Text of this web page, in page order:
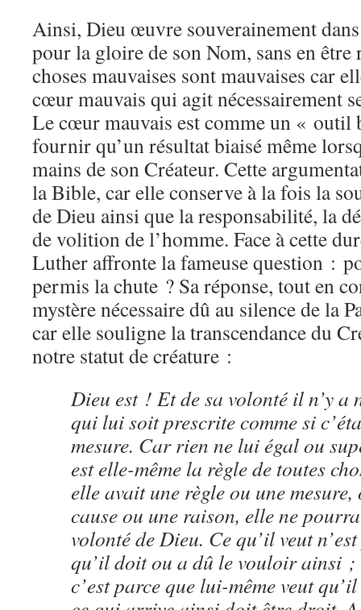
Ainsi, Dieu œuvre souverainement dans
pour la gloire de son Nom, sans en être
choses mauvaises sont mauvaises car
cœur mauvais qui agit nécessairement
Le cœur mauvais est comme un « outil
fournir qu’un résultat biaisé même
mains de son Créateur. Cette
la Bible, car elle conserve à la fois la
de Dieu ainsi que la responsabilité, la
de volition de l’homme. Face à cette
Luther affronte la fameuse question :
permis la chute ? Sa réponse, tout en
mystère nécessaire dû au silence de la
car elle souligne la transcendance du
notre statut de créature :
Dieu est ! Et de sa volonté il n’y a
qui lui soit prescrite comme si
mesure. Car rien ne lui égal ou
est elle-même la règle de toutes
elle avait une règle ou une mesure,
cause ou une raison, elle ne
volonté de Dieu. Ce qu’il veut
qu’il doit ou a dû le vouloir ainsi
c’est parce que lui-même veut